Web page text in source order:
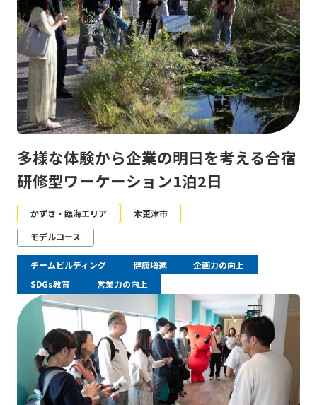
多様な体験から企業の明日を考える合宿
研修型ワーケーション1泊2日
かずさ・臨海エリア
木更津市
モデルコース
チームビルディング 健康増進
企画力の向上
SDGs教育
営業力の向上